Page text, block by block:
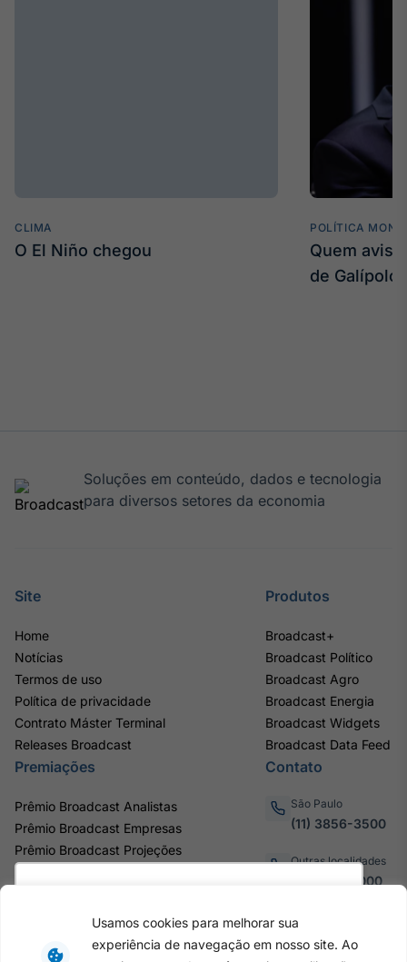
como você interage em nosso site e
personalizar conteúdo. Ao utilizar este site, você
Usamos cookies para melhorar sua
experiência de navegação em nosso site. Ao
CLIMA
O El Niño chegou
POLÍTICA
Quem
de Galípolo
Soluções em conteúdo, dados e tecnologia
para diversos setores da economia
Site
Home
Notícias
Termos de uso
Política de privacidade
Contrato Máster Terminal
Releases Broadcast
Produtos
Broadcast+
Broadcast Político
Broadcast Agro
Broadcast Energia
Broadcast Widgets
Broadcast Data Feed
Premiações
Prêmio Broadcast Analistas
Prêmio Broadcast Empresas
Prêmio Broadcast Projeções
Contato
São Paulo
(11) 3856-3500
Outras localidades
0800.011.3000
Av. Eng. Caetano Álvares, 55 - 3º e